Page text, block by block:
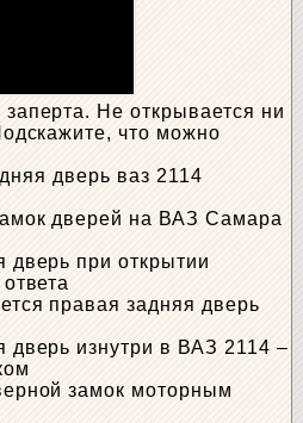
Не открывается ни
что можно
дверей на ВАЗ Самара
дверь при открытии
правая задняя дверь
дверь изнутри в ВАЗ 2114 –
замок моторным